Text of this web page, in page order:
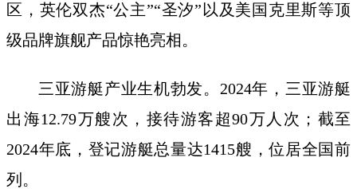
区，英伦双杰“公主”“圣汐”以及美国克里斯等顶
级品牌旗舰产品惊艳亮相。
三亚游艇产业生机勃发。2024年，三亚游艇
出海12.79万艘次，接待游客超90万人次；截至
2024年底，登记游艇总量达1415艘，位居全国前
列。